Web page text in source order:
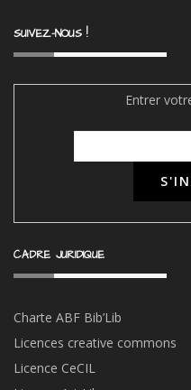
SUIVEZ-NOUS !
Entrer
CADRE JURIDIQUE
Charte ABF Bib’Lib
Licences creative commons
Licence CeCIL